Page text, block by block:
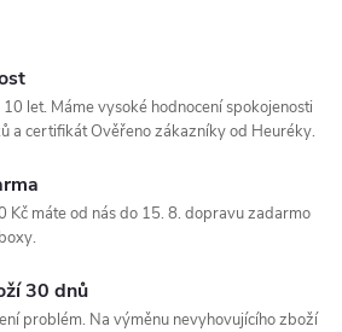
10 let. Máme vysoké hodnocení spokojenosti
a certifikát Ověřeno zákazníky od Heuréky.
Kč máte od nás do 15. 8. dopravu zadarmo
30 dnů
problém. Na výměnu nevyhovujícího zboží